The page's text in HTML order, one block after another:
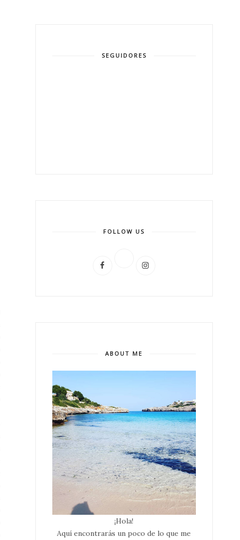
SEGUIDORES
FOLLOW US
ABOUT ME
¡Hola!
Aquí encontrarás un poco de lo que me